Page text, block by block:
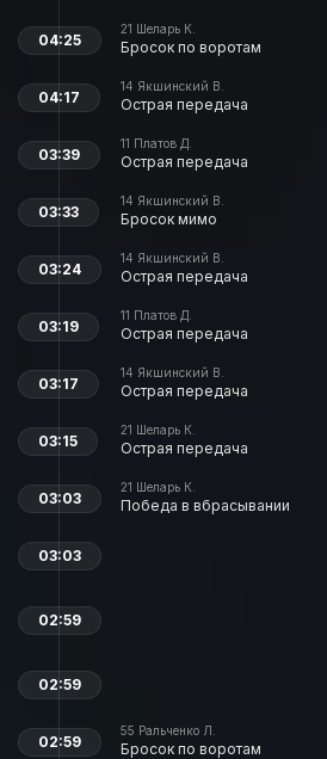
21 Шеларь К.
Бросок по воротам
04:25
14 Якшинский В.
Острая передача
04:17
11 Платов Д.
Острая передача
03:39
14 Якшинский В.
Бросок мимо
03:33
14 Якшинский В.
Острая передача
03:24
11 Платов Д.
Острая передача
03:19
14 Якшинский В.
Острая передача
03:17
21 Шеларь К.
Острая передача
03:15
21 Шеларь К.
Победа в вбрасывании
03:03
03:03
02:59
02:59
55 Ральченко Л.
Бросок по воротам
02:59